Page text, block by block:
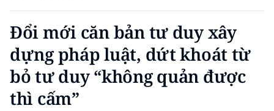
Đồng bằng sông Hồng
Bắc Trung Bộ
Duyên hải Nam Trung Bộ và Tây
Nguyên
Đổi mới căn bản tư duy xây
dựng pháp luật, dứt khoát từ
bỏ tư duy “không quản được
thì cấm”